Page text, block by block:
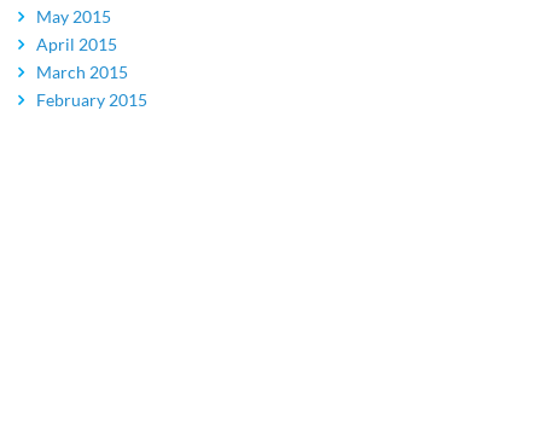
May 2015
April 2015
March 2015
February 2015